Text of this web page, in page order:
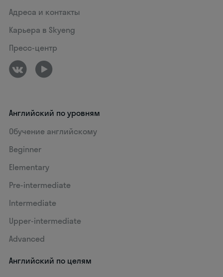
Адреса и контакты
Карьера в Skyeng
Пресс-центр
Английский по уровням
Обучение английскому
Beginner
Elementary
Pre-intermediate
Intermediate
Upper-intermediate
Advanced
Английский по целям